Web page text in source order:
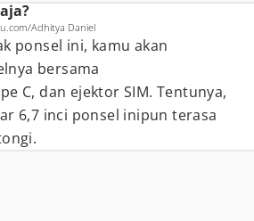
Adhitya Daniel
ponsel ini, kamu akan
bersama
C, dan ejektor SIM. Tentunya,
6,7 inci ponsel inipun terasa